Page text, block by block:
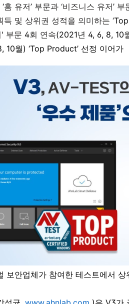
홈 유저’ 부문과 ‘비즈니스 유저’ 부
득 및 상위권 성적을 의미하는 ‘
' 부문 4회 연속(2021년 4, 6, 8, 10
10월) ‘Top Product’ 선정 이어가
보안업체가 참여한 테스트에서